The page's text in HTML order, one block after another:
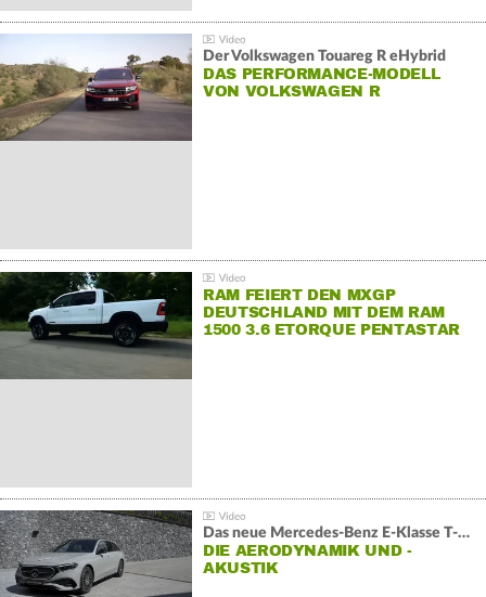
Der Volkswagen Touareg R eHybrid
DAS PERFORMANCE-MODELL
VON VOLKSWAGEN R
RAM FEIERT DEN MXGP
DEUTSCHLAND MIT DEM RAM
1500 3.6 ETORQUE PENTASTAR
Das neue Mercedes-Benz E-Klasse T-Modell
DIE AERODYNAMIK UND -
AKUSTIK